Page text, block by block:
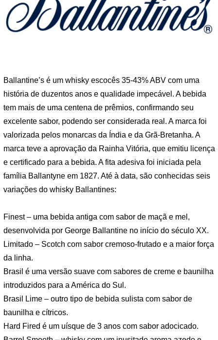
Ballantine’s é um whisky escocês 35-43% ABV com uma
história de duzentos anos e qualidade impecável. A bebida
tem mais de uma centena de prêmios, confirmando seu
excelente sabor, podendo ser considerada real. A marca foi
valorizada pelos monarcas da Índia e da Grã-Bretanha. A
marca teve a aprovação da Rainha Vitória, que emitiu licença
e certificado para a bebida. A fita adesiva foi iniciada pela
família Ballantyne em 1827. Até à data, são conhecidas seis
variações do whisky Ballantines:
Finest – uma bebida antiga com sabor de maçã e mel,
desenvolvida por George Ballantine no início do século XX.
Limitado – Scotch com sabor cremoso-frutado e a maior força
da linha.
Brasil é uma versão suave com sabores de creme e baunilha
introduzidos para a América do Sul.
Brasil Lime – outro tipo de bebida sulista com sabor de
baunilha e cítricos.
Hard Fired é um uísque de 3 anos com sabor adocicado.